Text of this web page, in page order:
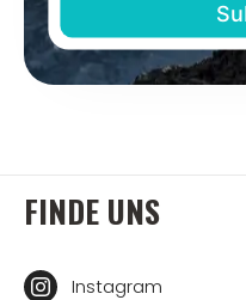
FINDE UNS
Instagram